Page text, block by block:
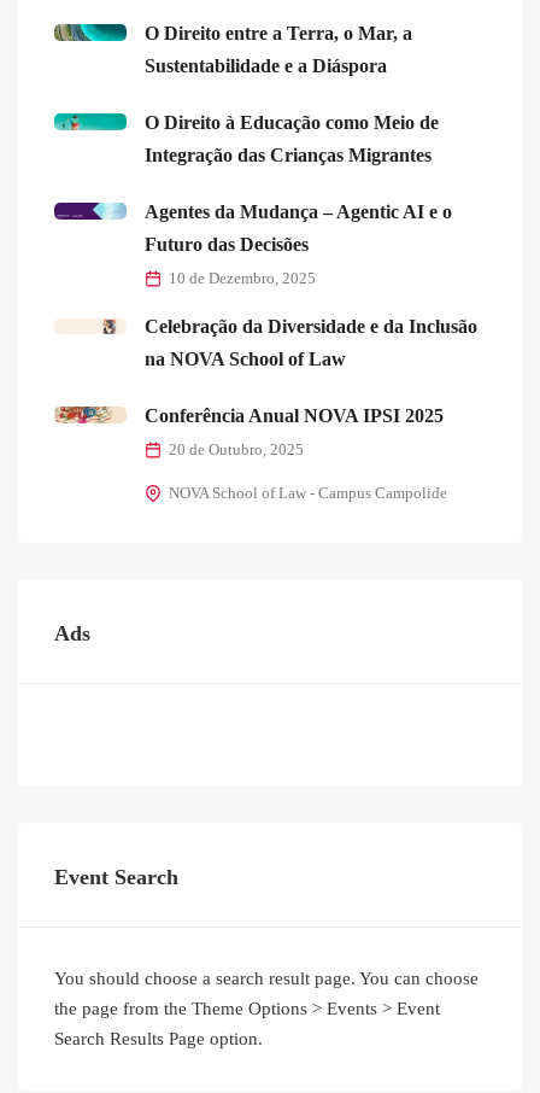
O Direito entre a Terra, o Mar, a
Sustentabilidade e a Diáspora
O Direito à Educação como Meio de
Integração das Crianças Migrantes
Agentes da Mudança – Agentic AI e o
Futuro das Decisões
10 de Dezembro, 2025
Celebração da Diversidade e da Inclusão
na NOVA School of Law
Conferência Anual NOVA IPSI 2025
20 de Outubro, 2025
NOVA School of Law - Campus Campolide
Ads
Event Search
You should choose a search result page. You can choose
the page from the Theme Options > Events > Event
Search Results Page option.